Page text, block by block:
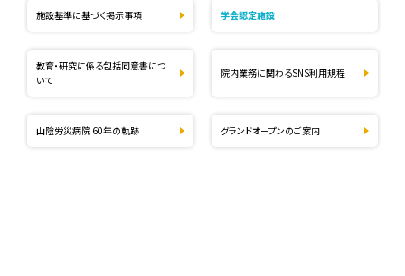
施設基準に基づく掲示事項 学会認定施設
教育・研究に係る包括同意書につ
いて
院内業務に関わるSNS利用規程
山陰労災病院 60年の軌跡 グランドオープンのご案内